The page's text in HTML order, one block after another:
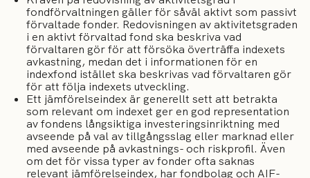
fondförvaltningen gäller för såväl aktivt som passivt
förvaltade fonder. Redovisningen av aktivitetsgraden
i en aktivt förvaltad fond ska beskriva vad
förvaltaren gör för att försöka överträffa indexets
avkastning, medan det i informationen för en
indexfond istället ska beskrivas vad förvaltaren gör
för att följa indexets utveckling.
Ett jämförelseindex är generellt sett att betrakta
som relevant om indexet ger en god representation
av fondens långsiktiga investeringsinriktning med
avseende på val av tillgångsslag eller marknad eller
med avseende på avkastnings- och riskprofil. Även
om det för vissa typer av fonder ofta saknas
relevant jämförelseindex, har fondbolag och AIF-